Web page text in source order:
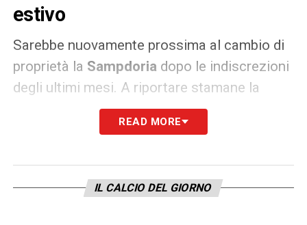
estivo
Sarebbe nuovamente prossima al cambio di
proprietà la Sampdoria dopo le indiscrezioni
degli ultimi mesi. A riportare stamane la
notizia l’agenziaAnsa, che dà l’attuale
proprietario del club blucerchiato,
una cifra vicina ai120 milioni di euro
READ MORE
IL CALCIO DEL GIORNO